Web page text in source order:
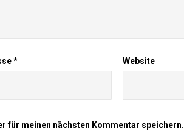
* Website
für meinen nächsten Kommentar speichern.